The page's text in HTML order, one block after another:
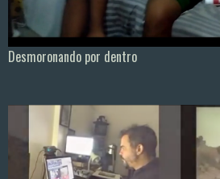
Desmoronando por dentro